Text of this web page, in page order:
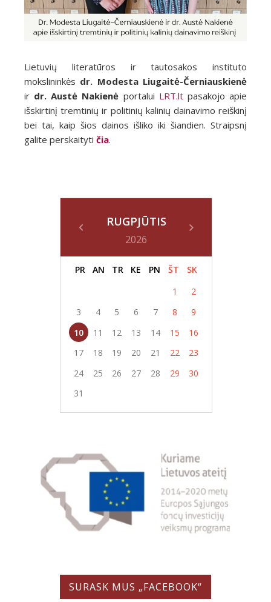
Lietuvių literatūros ir tautosakos instituto
mokslininkės dr. Modesta Liugaitė-Černiauskienė
ir dr. Austė Nakienė portalui LRT.ltpasakojo apie
išskirtinį tremtinių ir politinių kalinių dainavimo reiškinį
bei tai, kaip šios dainos išliko iki šiandien. Straipsnį
galite perskaityti čia.
RUGPJŪTIS
2026
PR AN TR KE PN ŠT
SK
1
2
3
4 5 6 7 8
9
10
11 12 13 14 15
16
17
18 19 20 21 22
23
24
25 26 27 28 29
30
31
SURASK MUS „FACEBOOK“